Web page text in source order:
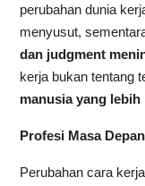
perubahan dunia
menyusut,
dan judgment
kerja bukan tentang
manusia yang lebih
Profesi Masa
Perubahan cara